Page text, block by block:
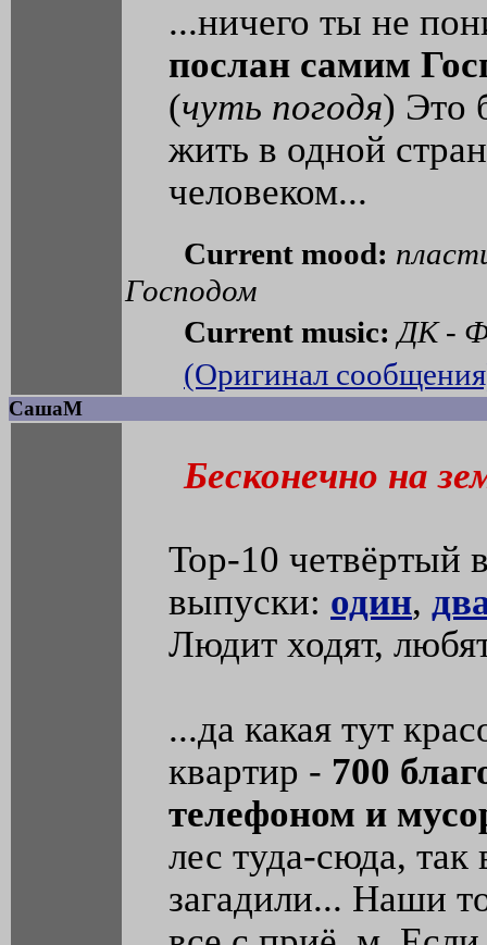
...ничего ты не
послан самим
(чуть погодя) Это
жить в одной
человеком...
Current mood:
Господом
Current music: ДК -
(Оригинал
СашаМ
Бесконечно на
Тор-10 четвёртый
выпуски: один,
Людит ходят,
...да какая тут
квартир - 700
телефоном и
лес туда-сюда, так
загадили... Наши